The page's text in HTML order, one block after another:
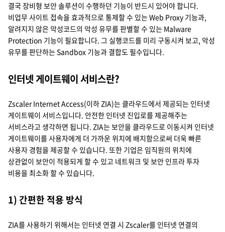
결국 장비형 보안 솔루션이 수행하던 기능이 반드시 있어야 합니다.
비업무 사이트 접속을 효과적으로 통제할 수 있는 Web Proxy 기능과,
알려지지 않은 악성코드의 악성 유무를 판별할 수 있는 Malware
Protection 기능이 필요합니다. 그 실행코드를 미리 구동시켜 보고, 악성
유무를 판단하는 Sandbox 기능과 결합도 필수입니다.
인터넷 게이트웨이 서비스란?
Zscaler Internet Access(이하 ZIA)는 클라우드에서 제공되는 인터넷
게이트웨이 서비스입니다. 안전한 인터넷 진입로를 제공해주는
서비스라고 생각하면 됩니다. ZIA는 보안을 클라우드로 이동시켜 인터넷
게이트웨이를 사용자에게 더 가까운 위치에 배치함으로써 더욱 빠른
사용자 경험을 제공할 수 있습니다. 또한 기업은 임직원의 위치에
상관없이 보안이 적용되게 할 수 있고 네트워크 및 보안 인프라 투자
비용을 최소화 할 수 있습니다.
1) 간편한 적용 방식
ZIA를 사용하기 위해서는 인터넷 연결 시 Zscaler를 인터넷 연결의